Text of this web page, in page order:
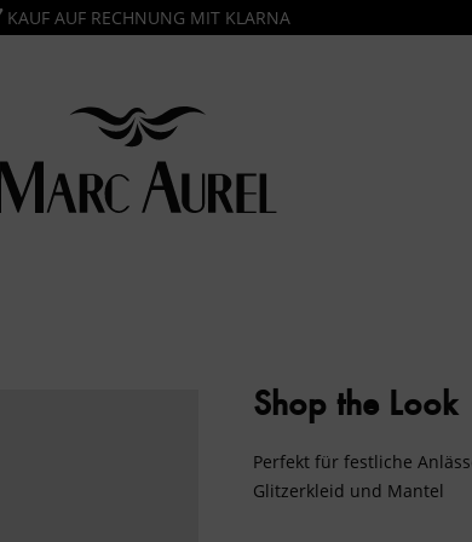
KAUF AUF RECHNUNG MIT KLARNA
Shop the Look
Perfekt für festliche
Glitzerkleid und Mantel